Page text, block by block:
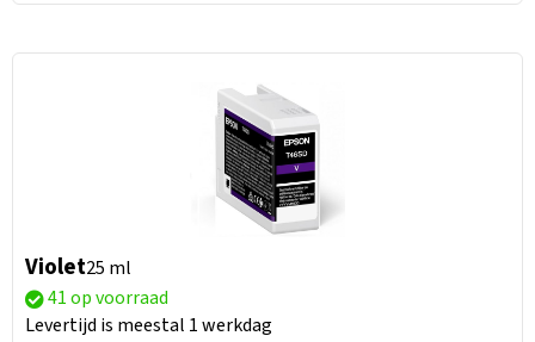
Violet25 ml
41 op voorraad
Levertijd is meestal 1 werkdag